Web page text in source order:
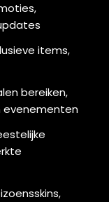
items,
bereiken,
evenementen